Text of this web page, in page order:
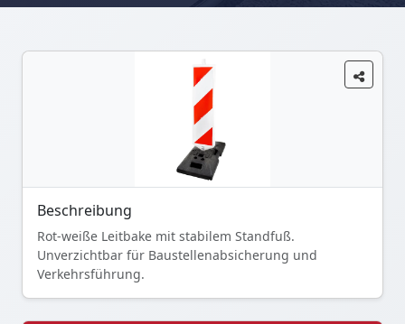
Beschreibung
Rot-weiße Leitbake mit stabilem Standfuß.
Unverzichtbar für Baustellenabsicherung und
Verkehrsführung.